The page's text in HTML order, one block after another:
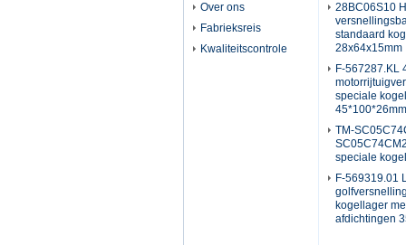
Over ons
Fabrieksreis
Kwaliteitscontrole
28BC06S10
standaard
28x64x15mm
F-567287.KL
speciale
45*100*26mm
TM-
speciale
F-569319.01
kogellager
afdichtingen